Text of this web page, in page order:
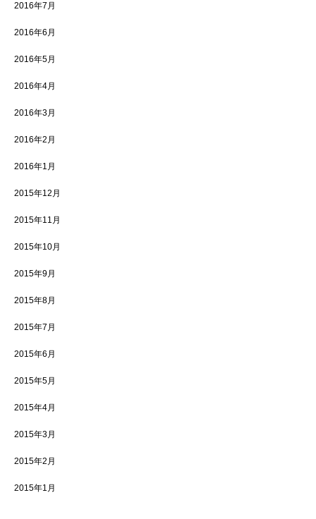
2016年7月
2016年6月
2016年5月
2016年4月
2016年3月
2016年2月
2016年1月
2015年12月
2015年11月
2015年10月
2015年9月
2015年8月
2015年7月
2015年6月
2015年5月
2015年4月
2015年3月
2015年2月
2015年1月